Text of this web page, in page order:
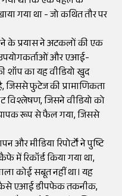
गया था - जो कथित तौर पर
के प्रयास ने अटकलों की एक
उपयोगकर्ताओं और एआई-
शॉप का यह वीडियो खुद
जिससे फुटेज की प्रामाणिकता
विश्लेषण, जिसने वीडियो को
रूप से फैल गया, जिससे
और मीडिया रिपोर्टों ने पुष्टि
में रिकॉर्ड किया गया था,
कोई सबूत नहीं था। यह
कैसे एआई डीपफेक तकनीक,